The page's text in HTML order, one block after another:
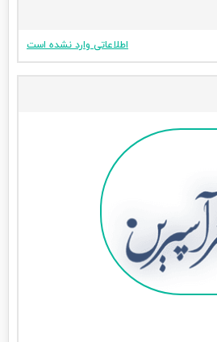
اطلاعاتی وارد نشده است